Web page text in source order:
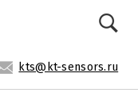
kts@kt-sensors.ru